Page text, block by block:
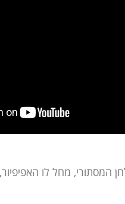
המסתורי, מחל לו